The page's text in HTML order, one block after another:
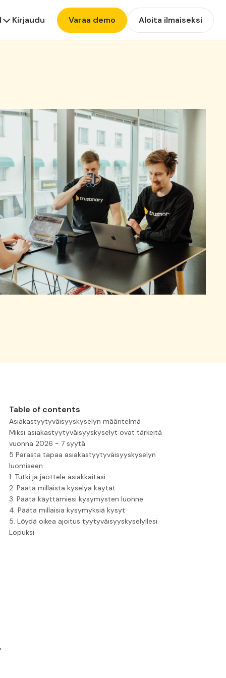
Kirjaudu Varaa demo Aloita ilmaiseksi
Table of contents
Asiakastyytyväisyyskyselyn määritelmä
Miksi asiakastyytyväisyyskyselyt ovat tärkeitä
vuonna 2026 - 7 syytä
5 Parasta tapaa asiakastyytyväisyyskyselyn
luomiseen
1. Tutki ja jaottele asiakkaitasi
2. Päätä millaista kyselyä käytät
3. Päätä käyttämiesi kysymysten luonne
4. Päätä millaisia kysymyksiä kysyt
5. Löydä oikea ajoitus tyytyväisyyskyselyllesi
Lopuksi